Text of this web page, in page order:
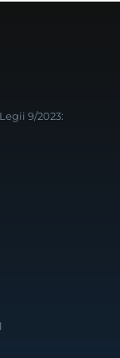
9/2023: